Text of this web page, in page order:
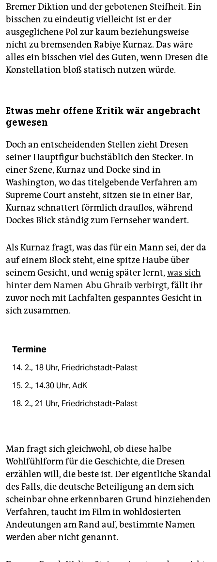
Bremer Diktion und der gebotenen Steifheit. Ein
bisschen zu eindeutig vielleicht ist er der
ausgeglichene Pol zur kaum beziehungsweise
nicht zu bremsenden Rabiye Kurnaz. Das wäre
alles ein bisschen viel des Guten, wenn Dresen die
Konstellation bloß statisch nutzen würde.
Etwas mehr offene Kritik wär angebracht
gewesen
Doch an entscheidenden Stellen zieht ­Dresen
seiner Hauptfigur buchstäblich den Stecker. In
einer Szene, Kurnaz und Docke sind in
Washington, wo das titelgebende Verfahren am
Supreme Court ansteht, sitzen sie in einer Bar,
Kurnaz schnattert förmlich drauflos, während
Dockes Blick ständig zum Fernseher wandert.
Als Kurnaz fragt, was das für ein Mann sei, der da
auf einem Block steht, eine spitze Haube über
seinem Gesicht, und wenig später lernt, was sich
hinter dem Namen Abu Ghraib verbirgt, fällt ihr
zuvor noch mit Lachfalten gespanntes Gesicht in
sich zusammen.
Termine
14. 2., 18 Uhr, Friedrichstadt-Palast
15. 2., 14.30 Uhr, AdK
18. 2., 21 Uhr, Friedrichstadt-Palast
Man fragt sich gleichwohl, ob diese halbe
Wohlfühlform für die Geschichte, die Dresen
erzählen will, die beste ist. Der eigentliche Skandal
des Falls, die deutsche Beteiligung an dem sich
scheinbar ohne erkennbaren Grund hinziehenden
Verfahren, taucht im Film in wohldosierten
Andeutungen am Rand auf, bestimmte Namen
werden aber nicht genannt.